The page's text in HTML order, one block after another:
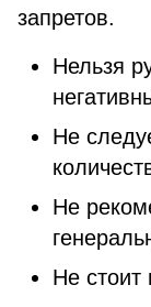
запретов.
Нельзя
Не
Не
Не стоит